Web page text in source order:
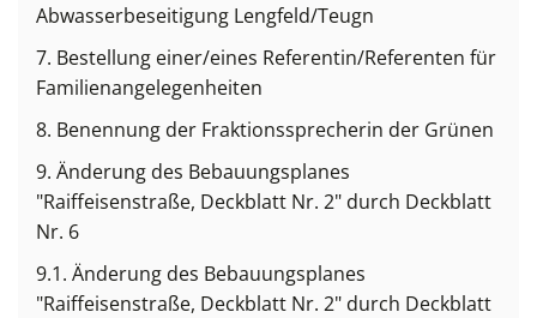
Abwasserbeseitigung Lengfeld/Teugn
7. Bestellung einer/eines Referentin/Referenten für
Familienangelegenheiten
8. Benennung der Fraktionssprecherin der Grünen
9. Änderung des Bebauungsplanes
"Raiffeisenstraße, Deckblatt Nr. 2" durch Deckblatt
Nr. 6
9.1. Änderung des Bebauungsplanes
"Raiffeisenstraße, Deckblatt Nr. 2" durch Deckblatt